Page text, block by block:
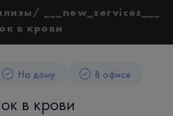
___new_services___
в крови
На дому В офисе
в крови